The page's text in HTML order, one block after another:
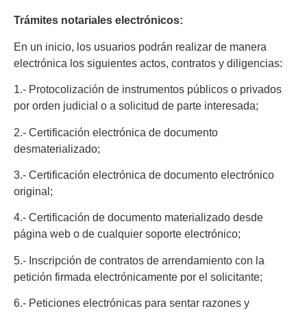
Trámites notariales electrónicos:
En un inicio, los usuarios podrán realizar de manera
electrónica los siguientes actos, contratos y diligencias:
1.- Protocolización de instrumentos públicos o privados
por orden judicial o a solicitud de parte interesada;
2.- Certificación electrónica de documento
desmaterializado;
3.- Certificación electrónica de documento electrónico
original;
4.- Certificación de documento materializado desde
página web o de cualquier soporte electrónico;
5.- Inscripción de contratos de arrendamiento con la
petición firmada electrónicamente por el solicitante;
6.- Peticiones electrónicas para sentar razones y